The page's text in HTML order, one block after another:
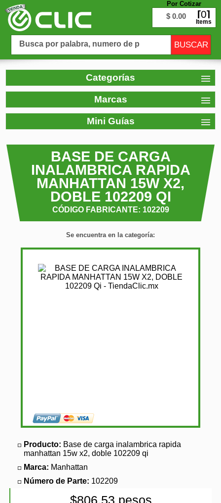
Por Cotizar
$ 0.00 0
Items
Categorías
Marcas
Mini Guías
BASE DE CARGA
INALAMBRICA RAPIDA
MANHATTAN 15W X2,
DOBLE 102209 QI
CÓDIGO FABRICANTE: 102209
Se encuentra en la categoría:
Producto: Base de carga inalambrica rapida
manhattan 15w x2, doble 102209 qi
Marca: Manhattan
Número de Parte: 102209
$806.53 pesos